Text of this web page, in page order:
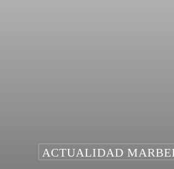
ACTUALIDAD